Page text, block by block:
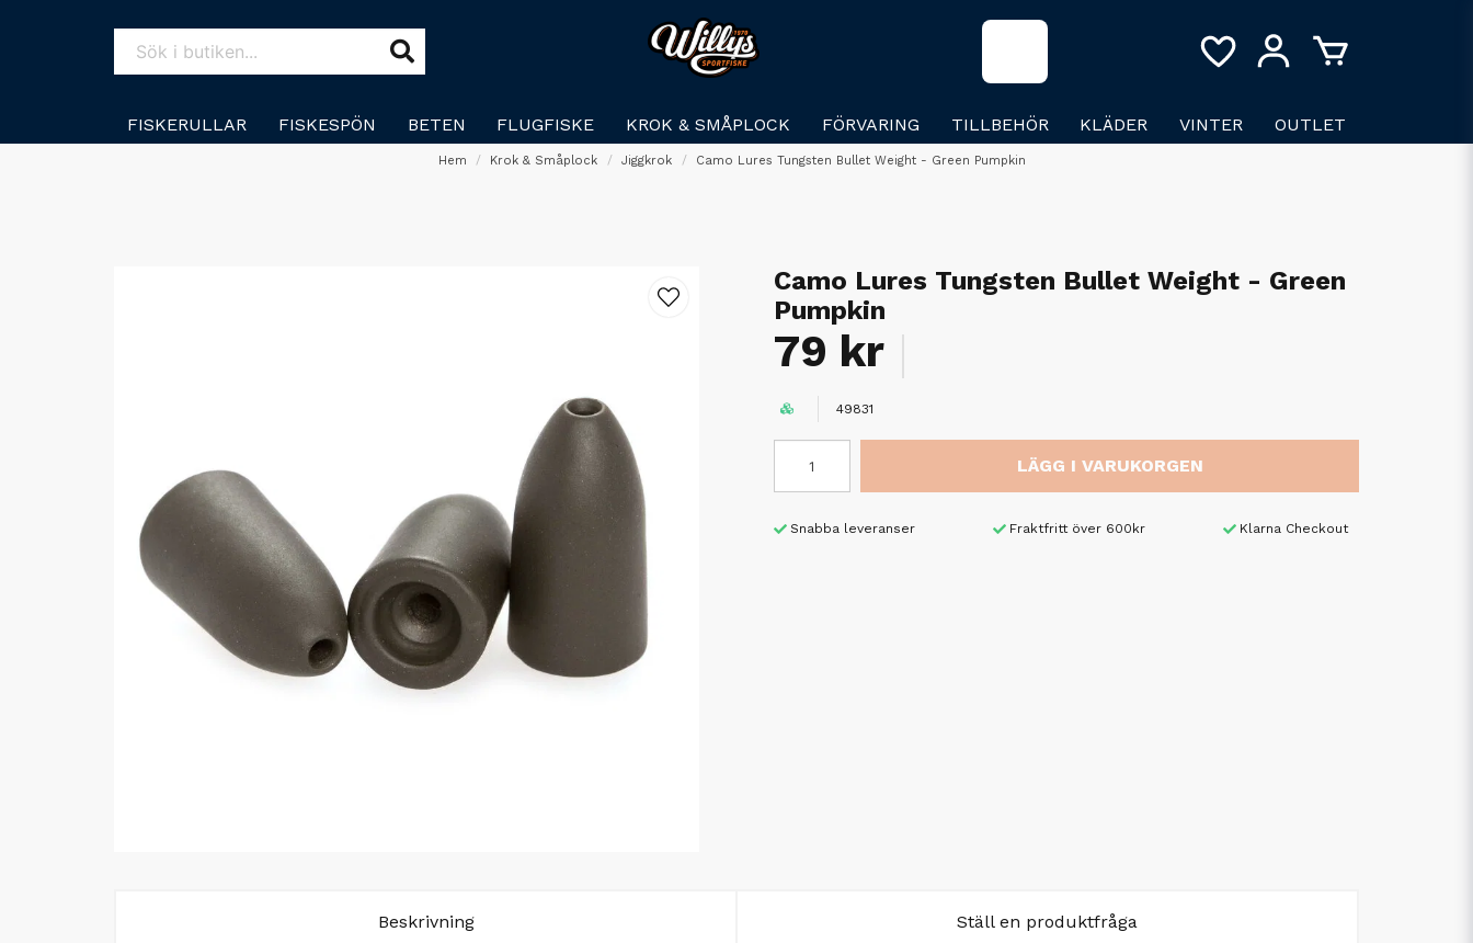
FISKERULLAR FISKESPÖN BETEN FLUGFISKE KROK & SMÅPLOCK FÖRVARING TILLBEHÖR KLÄDER VINTER OUTLET
Hem Krok & Småplock Jiggkrok Camo Lures Tungsten Bullet Weight - Green Pumpkin
Camo Lures Tungsten Bullet Weight - Green
Pumpkin
79 kr
49831
LÄGG I VARUKORGEN
Snabba leveranser Fraktfritt över 600kr Klarna Checkout
Beskrivning Ställ en produktfråga